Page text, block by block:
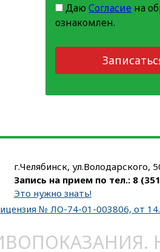
ДаюСогласие на
ознакомлен.
г.Челябинск, ул.Володарского,
Запись на прием по тел.: 8
Это нужно знать!
№ ЛО-74-01-003806, от